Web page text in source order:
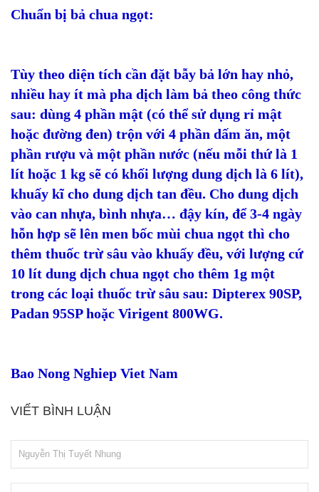
Chuẩn bị bả chua ngọt:
Tùy theo diện tích cần đặt bẫy bả lớn hay nhỏ,
nhiều hay ít mà pha dịch làm bả theo công thức
sau: dùng 4 phần mật (có thể sử dụng rỉ mật
hoặc đường đen) trộn với 4 phần dấm ăn, một
phần rượu và một phần nước (nếu mỗi thứ là 1
lít hoặc 1 kg sẽ có khối lượng dung dịch là 6 lít),
khuấy kĩ cho dung dịch tan đều. Cho dung dịch
vào can nhựa, bình nhựa… đậy kín, để 3-4 ngày
hỗn hợp sẽ lên men bốc mùi chua ngọt thì cho
thêm thuốc trừ sâu vào khuấy đều, với lượng cứ
10 lít dung dịch chua ngọt cho thêm 1g một
trong các loại thuốc trừ sâu sau: Dipterex 90SP,
Padan 95SP hoặc Virigent 800WG.
Bao Nong Nghiep Viet Nam
VIẾT BÌNH LUẬN